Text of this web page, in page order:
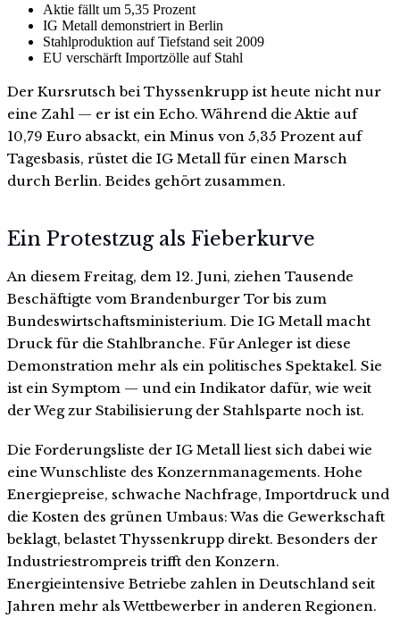
Aktie fällt um 5,35 Prozent
IG Metall demonstriert in Berlin
Stahlproduktion auf Tiefstand seit 2009
EU verschärft Importzölle auf Stahl
Der Kursrutsch bei Thyssenkrupp ist heute nicht nur
eine Zahl — er ist ein Echo. Während die Aktie auf
10,79 Euro absackt, ein Minus von 5,35 Prozent auf
Tagesbasis, rüstet die IG Metall für einen Marsch
durch Berlin. Beides gehört zusammen.
Ein Protestzug als Fieberkurve
An diesem Freitag, dem 12. Juni, ziehen Tausende
Beschäftigte vom Brandenburger Tor bis zum
Bundeswirtschaftsministerium. Die IG Metall macht
Druck für die Stahlbranche. Für Anleger ist diese
Demonstration mehr als ein politisches Spektakel. Sie
ist ein Symptom — und ein Indikator dafür, wie weit
der Weg zur Stabilisierung der Stahlsparte noch ist.
Die Forderungsliste der IG Metall liest sich dabei wie
eine Wunschliste des Konzernmanagements. Hohe
Energiepreise, schwache Nachfrage, Importdruck und
die Kosten des grünen Umbaus: Was die Gewerkschaft
beklagt, belastet Thyssenkrupp direkt. Besonders der
Industriestrompreis trifft den Konzern.
Energieintensive Betriebe zahlen in Deutschland seit
Jahren mehr als Wettbewerber in anderen Regionen.